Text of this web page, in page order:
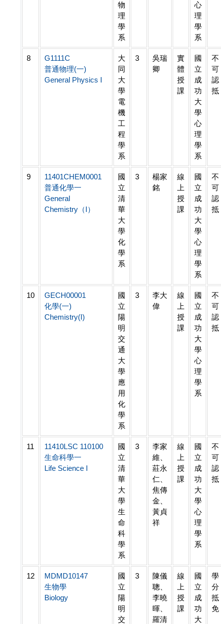
物
理
學
系
心
理
學
系
8
G1111C
普通物理(一)
General Physics I
大
同
大
學
電
機
工
程
學
系
3
吳瑞
卿
實
體
授
課
國
立
成
功
大
學
心
理
學
系
不
可
認
抵
9
11401CHEM0001
普通化學一
General
Chemistry（I）
國
立
清
華
大
學
化
學
系
3
楊家
銘
線
上
授
課
國
立
成
功
大
學
心
理
學
系
不
可
認
抵
10
GECH00001
化學(一)
Chemistry(I)
國
立
陽
明
交
通
大
學
應
用
化
學
系
3
李大
偉
線
上
授
課
國
立
成
功
大
學
心
理
學
系
不
可
認
抵
11
11410LSC 110100
生命科學一
Life Science I
國
立
清
華
大
學
生
命
科
學
系
3
李家
維、
莊永
仁、
焦傳
金、
黃貞
祥
線
上
授
課
國
立
成
功
大
學
心
理
學
系
不
可
認
抵
12
MDMD10147
生物學
Biology
國
立
陽
明
交
3
陳儀
聰、
李曉
暉、
羅清
線
上
授
課
國
立
成
功
大
學
分
抵
免